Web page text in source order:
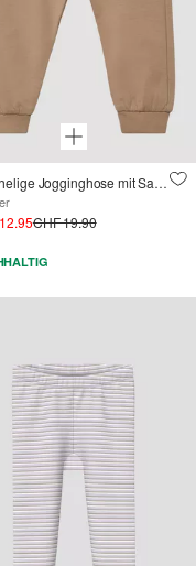
Kuschelige Jogginghose mit Satin-Schleife
CHF 19.90